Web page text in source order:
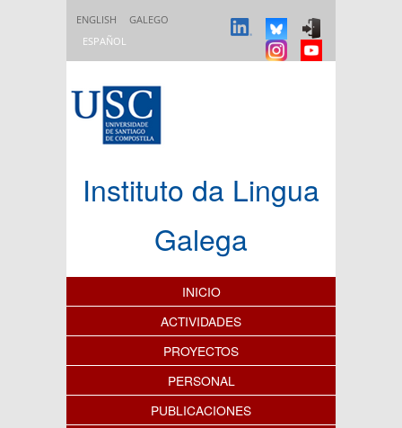
ENGLISH
GALEGO
ESPAÑOL
Instituto da Lingua
Galega
Índice de contenidos
INICIO
ACTIVIDADES
PROYECTOS
PERSONAL
PUBLICACIONES